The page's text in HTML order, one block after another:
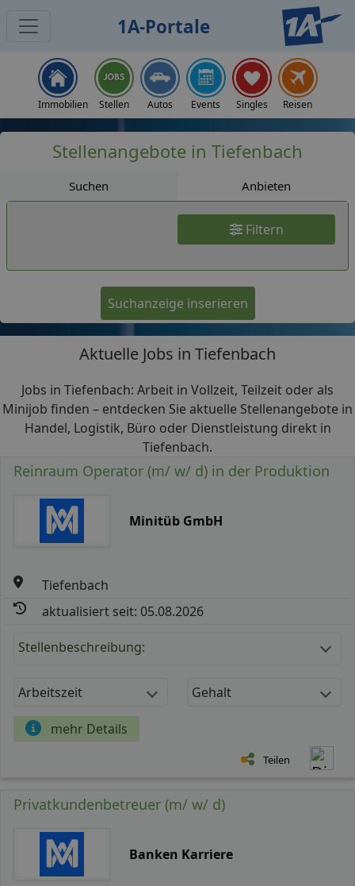
1A-Portale
Immobilien Stellen Autos Events Singles Reisen
Stellenangebote in Tiefenbach
Suchen Anbieten
Filtern
Suchanzeige inserieren
Aktuelle Jobs in Tiefenbach
Jobs in Tiefenbach: Arbeit in Vollzeit, Teilzeit oder als
Minijob finden – entdecken Sie aktuelle Stellenangebote in
Handel, Logistik, Büro oder Dienstleistung direkt in
Tiefenbach.
Reinraum Operator (m/ w/ d) in der Produktion
Minitüb GmbH
Tiefenbach
aktualisiert seit: 05.08.2026
Stellenbeschreibung:
Arbeitszeit Gehalt
mehr Details
Teilen
Privatkundenbetreuer (m/ w/ d)
Banken Karriere